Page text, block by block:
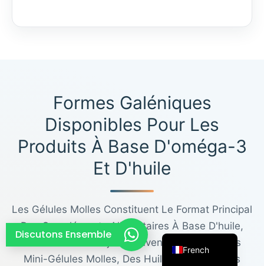
Formes Galéniques
Disponibles Pour Les
Produits À Base D'oméga-3
Et D'huile
Les Gélules Molles Constituent Le Format Principal
Des Compléments Alimentaires À Base D'huile,
Mais Certains Projets Peuvent Nécessiter Des
Mini-Gélules Molles, Des Huiles Liquides, Des
Discutons Ensemble
French
English
German
Italian
Portuguese